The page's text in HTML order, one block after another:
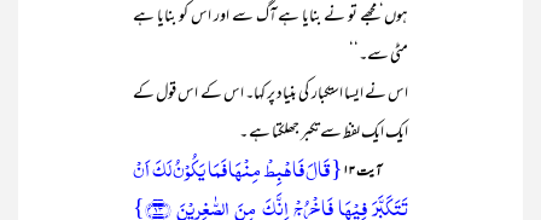
ہوں‘ مجھے تو نے بنایا ہے آگ سے اور اس کو بنایا ہے
مٹی سے۔‘‘
اس نے ایسا استکبار کی بنیاد پر کہا۔ اس کے اس قول کے
ایک ایک لفظ سے تکبر جھلکتا ہے ۔
آیت ۱۳ {قَالَ فَاہۡبِطۡ مِنۡہَا فَمَا یَکُوۡنُ لَکَ اَنۡ
تَتَکَبَّرَ فِیۡہَا فَاخۡرُجۡ اِنَّکَ مِنَ الصّٰغِرِیۡنَ ﴿۱۳﴾}